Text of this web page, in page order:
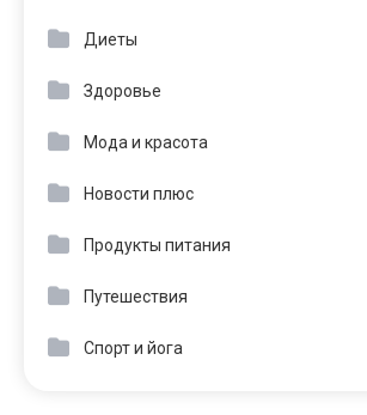
Диеты
Здоровье
Мода и красота
Новости плюс
Продукты питания
Путешествия
Спорт и йога